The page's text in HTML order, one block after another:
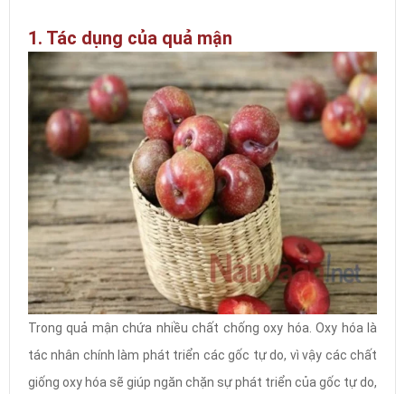
1. Tác dụng của quả mận
Trong quả mận chứa nhiều chất chống oxy hóa. Oxy hóa là
tác nhân chính làm phát triển các gốc tự do, vì vậy các chất
giống oxy hóa sẽ giúp ngăn chặn sự phát triển của gốc tự do,